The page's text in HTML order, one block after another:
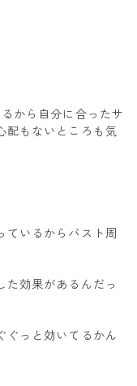
から自分に合ったサ
配もないところも気
ているからバスト周
た効果があるんだっ
ぐっと効いてるかん